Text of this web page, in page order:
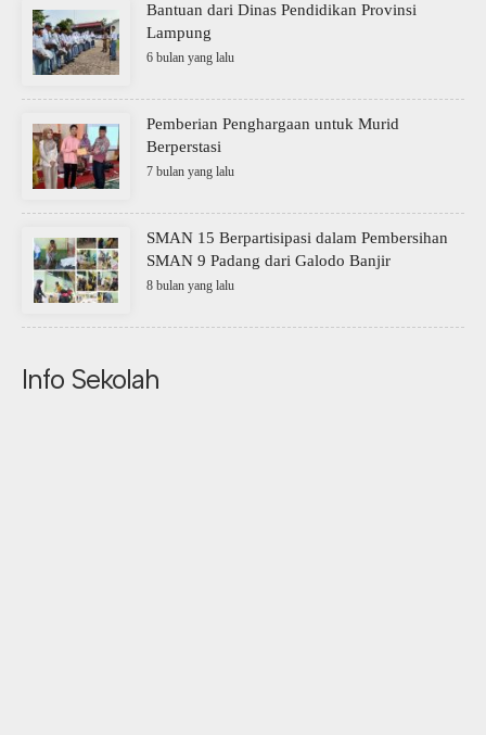
Bantuan dari Dinas Pendidikan Provinsi
Lampung
6 bulan yang lalu
Pemberian Penghargaan untuk Murid
Berperstasi
7 bulan yang lalu
SMAN 15 Berpartisipasi dalam Pembersihan
SMAN 9 Padang dari Galodo Banjir
8 bulan yang lalu
Info Sekolah